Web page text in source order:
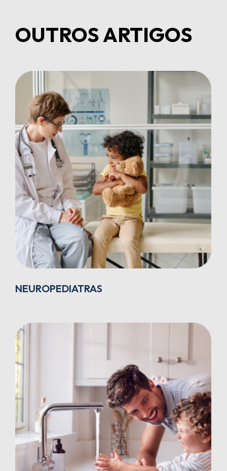
OUTROS ARTIGOS
NEUROPEDIATRAS